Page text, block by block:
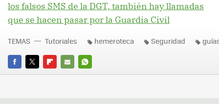
los falsos SMS de la DGT, también hay llamadas
que se hacen pasar por la Guardia Civil
FACEBOOK
TWITTERFLIPBOARD
E-
WHATSAPP
TEMAS Tutoriales hemeroteca Seguridad